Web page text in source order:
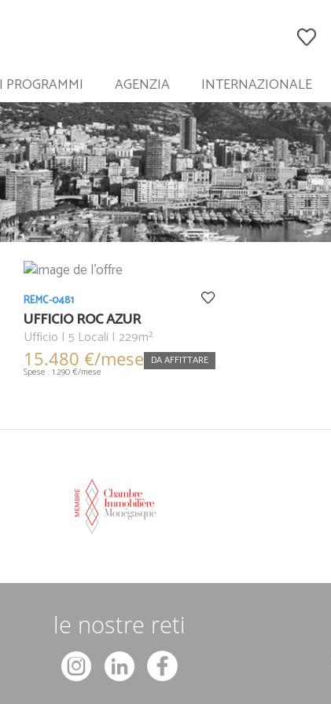
AGENZIA INTERNAZIONALE
REMC-0481
UFFICIO ROC AZUR
Ufficio | 5 Locali | 229m²
15.480 €/mese DA AFFITTARE
Spese : 1.290 €/mese
le nostre reti